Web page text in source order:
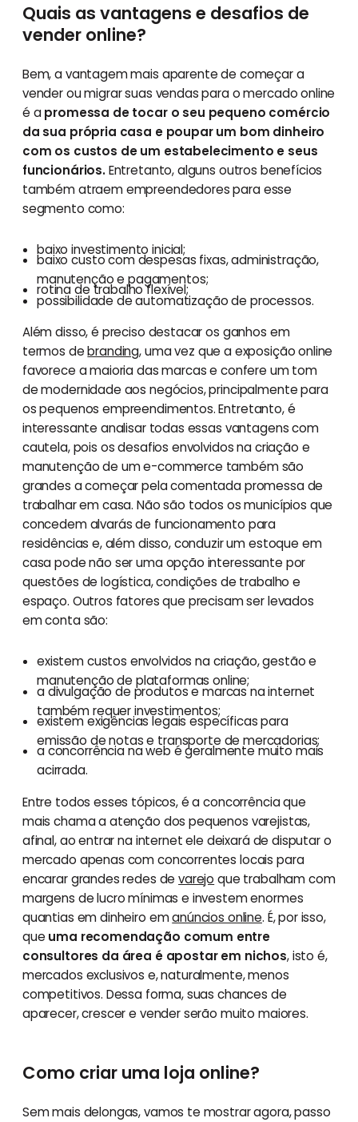
Quais as vantagens e desafios de
vender online?
Bem, a vantagem mais aparente de começar a
vender ou migrar suas vendas para o mercado online
é apromessa de tocar o seu pequeno comércio
da sua própria casa e poupar um bom dinheiro
com os custos de um estabelecimento e seus
funcionários.Entretanto, alguns outros benefícios
também atraem empreendedores para esse
segmento como:
baixo investimento inicial;
baixo custo com despesas fixas, administração,
manutenção e pagamentos;
rotina de trabalho flexível;
possibilidade de automatização de processos.
Além disso, é preciso destacar os ganhos em
termos debranding, uma vez que a exposição online
favorece a maioria das marcas e confere um tom
de modernidade aos negócios, principalmente para
os pequenos empreendimentos. Entretanto, é
interessante analisar todas essas vantagens com
cautela, pois os desafios envolvidos na criação e
manutenção de um e-commerce também são
grandes a começar pela comentada promessa de
trabalhar em casa. Não são todos os municípios que
concedem alvarás de funcionamento para
residências e, além disso, conduzir um estoque em
casa pode não ser uma opção interessante por
questões de logística, condições de trabalho e
espaço. Outros fatores que precisam ser levados
em conta são:
existem custos envolvidos na criação, gestão e
manutenção de plataformas online;
a divulgação de produtos e marcas na internet
também requer investimentos;
existem exigências legais específicas para
emissão de notas e transporte de mercadorias;
a concorrência na web é geralmente muito mais
acirrada.
Entre todos esses tópicos, é a concorrência que
mais chama a atenção dos pequenos varejistas,
afinal, ao entrar na internet ele deixará de disputar o
mercado apenas com concorrentes locais para
encarar grandes redes devarejo que trabalham com
margens de lucro mínimas e investem enormes
quantias em dinheiro emanúncios online. É, por isso,
que uma recomendação comum entre
consultores da área é apostar em nichos, isto é,
mercados exclusivos e, naturalmente, menos
competitivos. Dessa forma, suas chances de
aparecer, crescer e vender serão muito maiores.
Como criar uma loja online?
Sem mais delongas, vamos te mostrar agora, passo